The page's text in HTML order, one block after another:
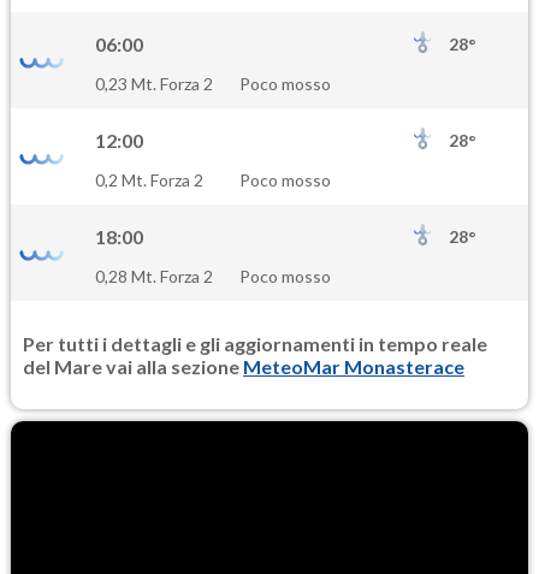
PM10
PM25
06:00
28°
0,23 Mt. Forza 2
Poco mosso
12:00
28°
0,2 Mt. Forza 2
Poco mosso
18:00
28°
0,28 Mt. Forza 2
Poco mosso
Per tutti i dettagli e gli aggiornamenti in tempo reale
del Mare vai alla sezione MeteoMar Monasterace